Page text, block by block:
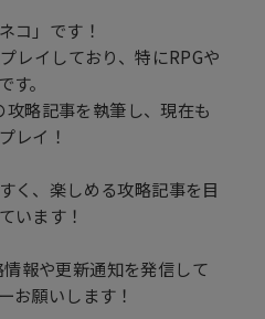
コ」です！
レイしており、特にRPGや
。
略記事を執筆し、現在も
レイ！
く、楽しめる攻略記事を目
います！
報や更新通知を発信して
お願いします！